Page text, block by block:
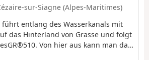
sur-Siagne (Alpes-Maritimes)
führt entlang des Wasserkanals mit
das Hinterland von Grasse und folgt
Von hier aus kann man das